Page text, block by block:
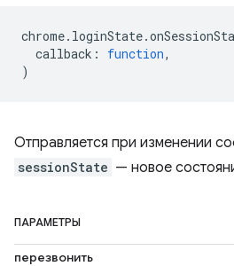
chrome. loginState.
callback : function,
)
Отправляется при изменении
sessionState — новое
ПАРАМЕТРЫ
перезвонить